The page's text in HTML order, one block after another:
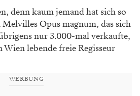
denn kaum jemand hat sich so
Opus magnum, das sich
nur 3.000-mal verkaufte,
lebende freie Regisseur
WERBUNG